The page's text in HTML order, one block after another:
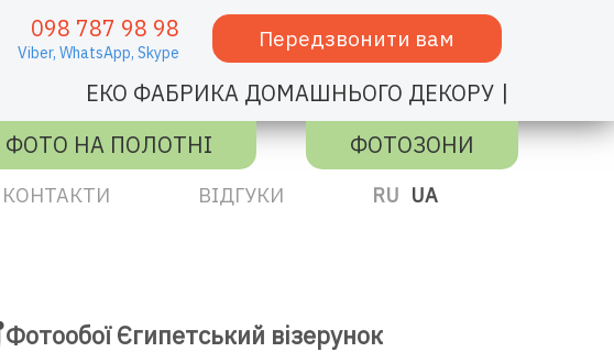
098 787 98 98
Viber, WhatsApp, Skype
Передзвонити вам
ЕКО ФАБРИКА ДОМАШНЬОГО ДЕКОРУ |
ФОТО НА ПОЛОТНІ ФОТОЗОНИ
КОНТАКТИ ВІДГУКИ RU UA
Фотообої Єгипетський візерунок